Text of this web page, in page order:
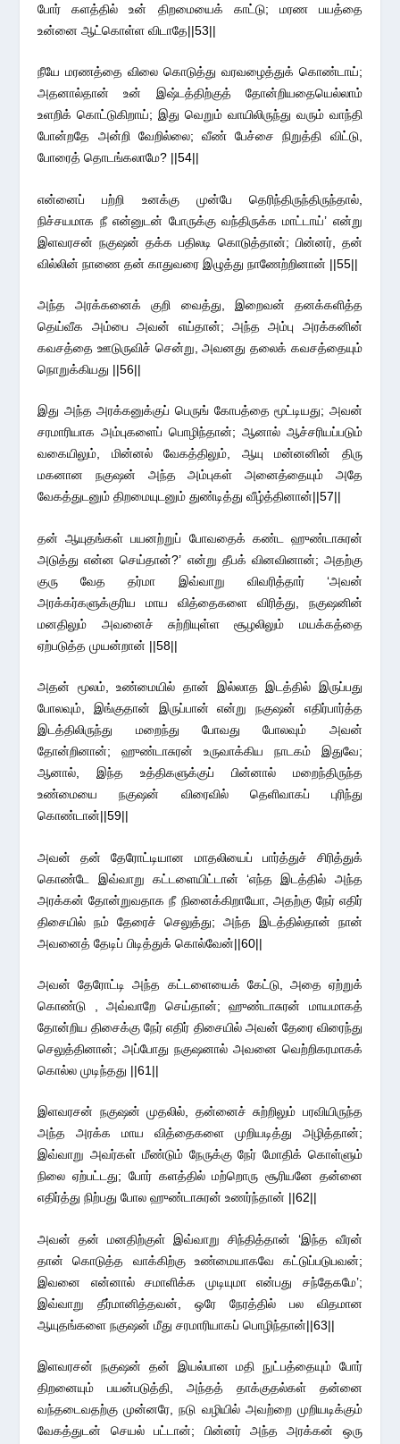
போர் களத்தில் உன் திறமையைக் காட்டு; மரண பயத்தை
உன்னை ஆட்கொள்ள விடாதே||53||
நீயே மரணத்தை விலை கொடுத்து வரவழைத்துக் கொண்டாய்;
அதனால்தான் உன் இஷ்டத்திற்குத் தோன்றியதையெல்லாம்
உளறிக் கொட்டுகிறாய்; இது வெறும் வாயிலிருந்து வரும் வாந்தி
போன்றதே அன்றி வேறில்லை; வீண் பேச்சை நிறுத்தி விட்டு,
போரைத் தொடங்கலாமே? ||54||
என்னைப் பற்றி உனக்கு முன்பே தெரிந்திருந்திருந்தால்,
நிச்சயமாக நீ என்னுடன் போருக்கு வந்திருக்க மாட்டாய்’ என்று
இளவரசன் நகுஷன் தக்க பதிலடி கொடுத்தான்; பின்னர், தன்
வில்லின் நாணை தன் காதுவரை இழுத்து நாணேற்றினான் ||55||
அந்த அரக்கனைக் குறி வைத்து, இறைவன் தனக்களித்த
தெய்வீக அம்பை அவன் எய்தான்; அந்த அம்பு அரக்கனின்
கவசத்தை ஊடுருவிச் சென்று, அவனது தலைக் கவசத்தையும்
நொறுக்கியது ||56||
இது அந்த அரக்கனுக்குப் பெருங் கோபத்தை மூட்டியது; அவன்
சரமாரியாக அம்புகளைப் பொழிந்தான்; ஆனால் ஆச்சரியப்படும்
வகையிலும், மின்னல் வேகத்திலும், ஆயு மன்னனின் திரு
மகனான நகுஷன் அந்த அம்புகள் அனைத்தையும் அதே
வேகத்துடனும் திறமையுடனும் துண்டித்து வீழ்த்தினான்||57||
தன் ஆயுதங்கள் பயனற்றுப் போவதைக் கண்ட ஹுண்டாசுரன்
அடுத்து என்ன செய்தான்?’ என்று தீபக் வினவினான்; அதற்கு
குரு வேத தர்மா இவ்வாறு விவரித்தார் ‘அவன்
அரக்கர்களுக்குரிய மாய வித்தைகளை விரித்து, நகுஷனின்
மனதிலும் அவனைச் சுற்றியுள்ள சூழலிலும் மயக்கத்தை
ஏற்படுத்த முயன்றான் ||58||
அதன் மூலம், உண்மையில் தான் இல்லாத இடத்தில் இருப்பது
போலவும், இங்குதான் இருப்பான் என்று நகுஷன் எதிர்பார்த்த
இடத்திலிருந்து மறைந்து போவது போலவும் அவன்
தோன்றினான்; ஹுண்டாசுரன் உருவாக்கிய நாடகம் இதுவே;
ஆனால், இந்த உத்திகளுக்குப் பின்னால் மறைந்திருந்த
உண்மையை நகுஷன் விரைவில் தெளிவாகப் புரிந்து
கொண்டான்||59||
அவன் தன் தேரோட்டியான மாதலியைப் பார்த்துச் சிரித்துக்
கொண்டே இவ்வாறு கட்டளையிட்டான் ‘எந்த இடத்தில் அந்த
அரக்கன் தோன்றுவதாக நீ நினைக்கிறாயோ, அதற்கு நேர் எதிர்
திசையில் நம் தேரைச் செலுத்து; அந்த இடத்தில்தான் நான்
அவனைத் தேடிப் பிடித்துக் கொல்வேன்||60||
அவன் தேரோட்டி அந்த கட்டளையைக் கேட்டு, அதை ஏற்றுக்
கொண்டு , அவ்வாறே செய்தான்; ஹுண்டாசுரன் மாயமாகத்
தோன்றிய திசைக்கு நேர் எதிர் திசையில் அவன் தேரை விரைந்து
செலுத்தினான்; அப்போது நகுஷனால் அவனை வெற்றிகரமாகக்
கொல்ல முடிந்தது ||61||
இளவரசன் நகுஷன் முதலில், தன்னைச் சுற்றிலும் பரவியிருந்த
அந்த அரக்க மாய வித்தைகளை முறியடித்து அழித்தான்;
இவ்வாறு அவர்கள் மீண்டும் நேருக்கு நேர் மோதிக் கொள்ளும்
நிலை ஏற்பட்டது; போர் களத்தில் மற்றொரு சூரியனே தன்னை
எதிர்த்து நிற்பது போல ஹுண்டாசுரன் உணர்ந்தான் ||62||
அவன் தன் மனதிற்குள் இவ்வாறு சிந்தித்தான் ‘இந்த வீரன்
தான் கொடுத்த வாக்கிற்கு உண்மையாகவே கட்டுப்படுபவன்;
இவனை என்னால் சமாளிக்க முடியுமா என்பது சந்தேகமே’;
இவ்வாறு தீர்மானித்தவன், ஒரே நேரத்தில் பல விதமான
ஆயுதங்களை நகுஷன் மீது சரமாரியாகப் பொழிந்தான்||63||
இளவரசன் நகுஷன் தன் இயல்பான மதி நுட்பத்தையும் போர்
திறனையும் பயன்படுத்தி, அந்தத் தாக்குதல்கள் தன்னை
வந்தடைவதற்கு முன்னரே, நடு வழியில் அவற்றை முறியடிக்கும்
வேகத்துடன் செயல் பட்டான்; பின்னர் அந்த அரக்கன் ஒரு